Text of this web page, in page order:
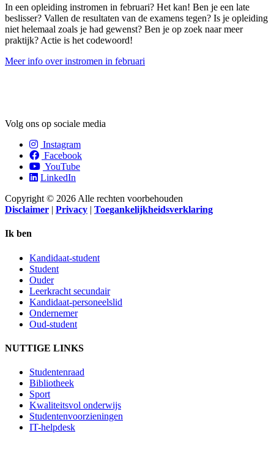
In een opleiding instromen in februari? Het kan! Ben je een late
beslisser? Vallen de resultaten van de examens tegen? Is je opleiding
niet helemaal zoals je had gewenst? Ben je op zoek naar meer
praktijk? Actie is het codewoord!
Meer info over instromen in februari
Volg ons op sociale media
Instagram
Facebook
YouTube
LinkedIn
Copyright © 2026 Alle rechten voorbehouden
Disclaimer | Privacy | Toegankelijkheidsverklaring
Ik ben
Kandidaat-student
Student
Ouder
Leerkracht secundair
Kandidaat-personeelslid
Ondernemer
Oud-student
NUTTIGE LINKS
Studentenraad
Bibliotheek
Sport
Kwaliteitsvol onderwijs
Studentenvoorzieningen
IT-helpdesk